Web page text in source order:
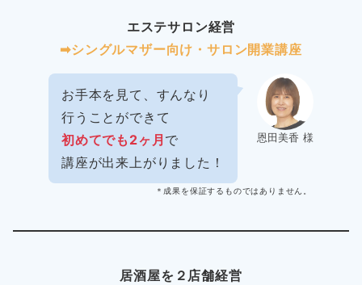
エステサロン経営
➡︎シングルマザー向け・サロン開業講座
恩田美香 様
お手本を見て、すんなり
行うことができて
初めてでも2ヶ月 で
講座が出来上がりました！
＊成果を保証するものではありません。
居酒屋を２店舗経営